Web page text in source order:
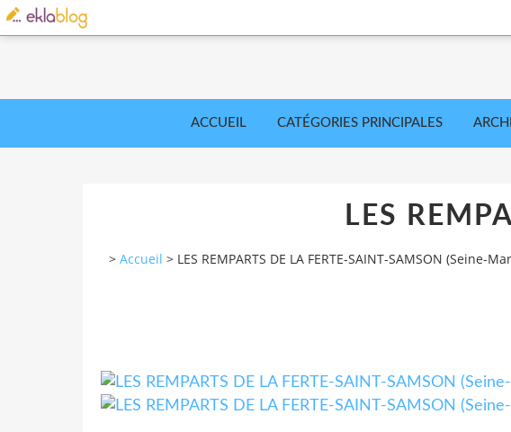
ACCUEIL CATÉGORIES PRINCIPALES
LES
> Accueil > LES REMPARTS DE LA FERTE-SAINT-SAMSON (Seine-